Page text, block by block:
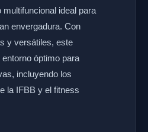
ideal para
envergadura. Con
y versátiles, este
óptimo para
incluyendo los
la IFBB y el fitness